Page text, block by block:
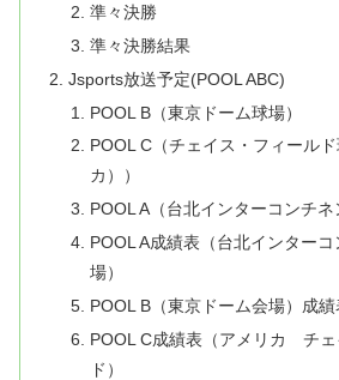
準々決勝
準々決勝結果
Jsports放送予定(POOL ABC)
POOL B（東京ドーム球場）
POOL C（チェイス・フィール
カ））
POOL A（台北インターコンチネ
POOL A成績表（台北インター
場）
POOL B（東京ドーム会場）成績
POOL C成績表（アメリカ チェ
ド）